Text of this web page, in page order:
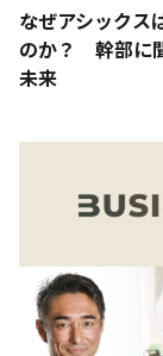
なぜアシックス
のか？ 幹部に
未来